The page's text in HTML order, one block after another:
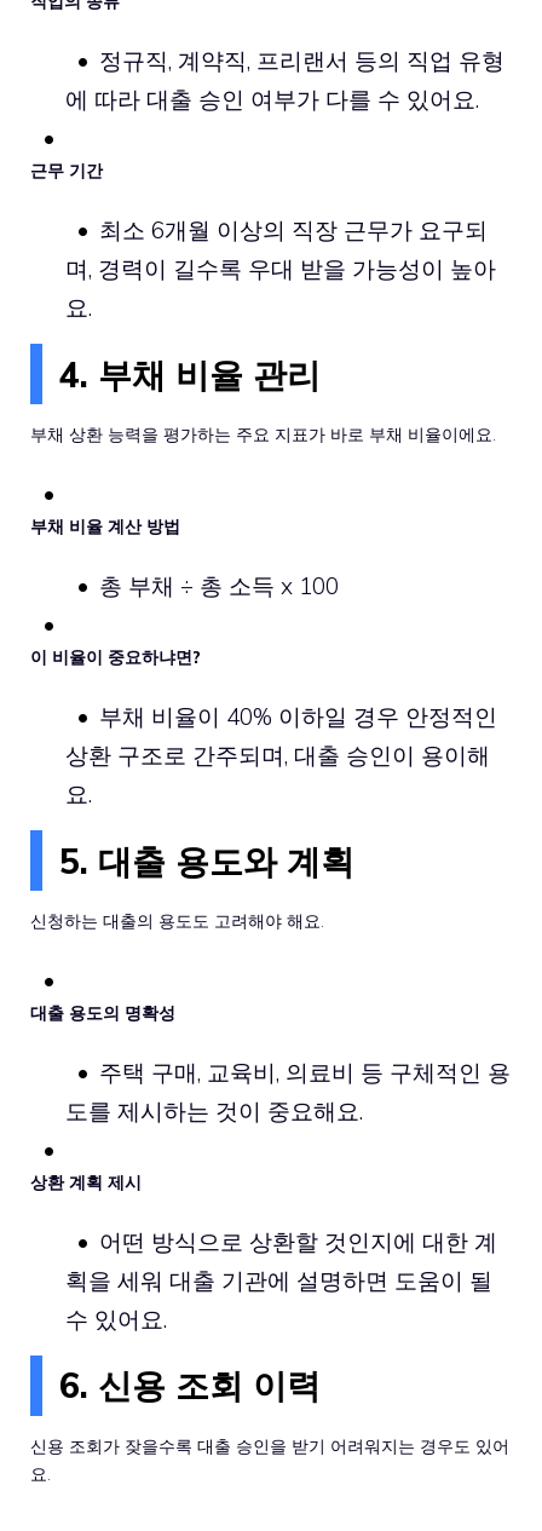
정규직, 계약직, 프리랜서 등의 직업 유형
에 따라 대출 승인 여부가 다를 수 있어요.
근무 기간
최소 6개월 이상의 직장 근무가 요구되
며, 경력이 길수록 우대 받을 가능성이 높아
요.
4. 부채 비율 관리
부채 상환 능력을 평가하는 주요 지표가 바로 부채 비율이에요.
부채 비율 계산 방법
총 부채 ÷ 총 소득 x 100
이 비율이 중요하냐면?
부채 비율이 40% 이하일 경우 안정적인
상환 구조로 간주되며, 대출 승인이 용이해
요.
5. 대출 용도와 계획
신청하는 대출의 용도도 고려해야 해요.
대출 용도의 명확성
주택 구매, 교육비, 의료비 등 구체적인 용
도를 제시하는 것이 중요해요.
상환 계획 제시
어떤 방식으로 상환할 것인지에 대한 계
획을 세워 대출 기관에 설명하면 도움이 될
수 있어요.
6. 신용 조회 이력
신용 조회가 잦을수록 대출 승인을 받기 어려워지는 경우도 있어
요.